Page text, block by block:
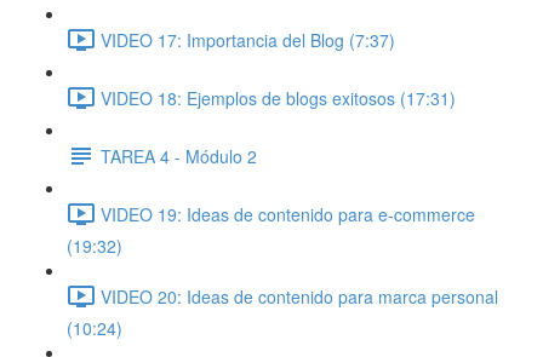
VIDEO 17: Importancia del Blog (7:37)
VIDEO 18: Ejemplos de blogs exitosos (17:31)
TAREA 4 - Módulo 2
VIDEO 19: Ideas de contenido para e-commerce
(19:32)
VIDEO 20: Ideas de contenido para marca personal
(10:24)